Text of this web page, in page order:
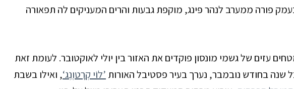
פורה ממערב לנהר פּינג, מוקפת גבעות והרים המעניקים לה תפאורה
עזים של גשמי מונסון פוקדים את האזור בין יולי לאוקטובר. לעומת זאת
שנה בחודש נובמבר, נערך בעיר פסטיבל האורות ‘לוֹי קְרָטוְנְג’
, ואילו בשבת